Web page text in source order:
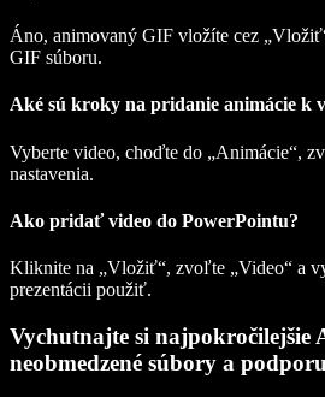
Áno, animovaný GIF vložíte cez
GIF súboru.
Aké sú kroky na pridanie animácie k
Vyberte video, choďte do „Animácie“,
nastavenia.
Ako pridať video do PowerPointu?
Kliknite na „Vložiť“, zvoľte „Video“ a
prezentácii použiť.
Vychutnajte si najpokročilejšie
neobmedzené súbory a